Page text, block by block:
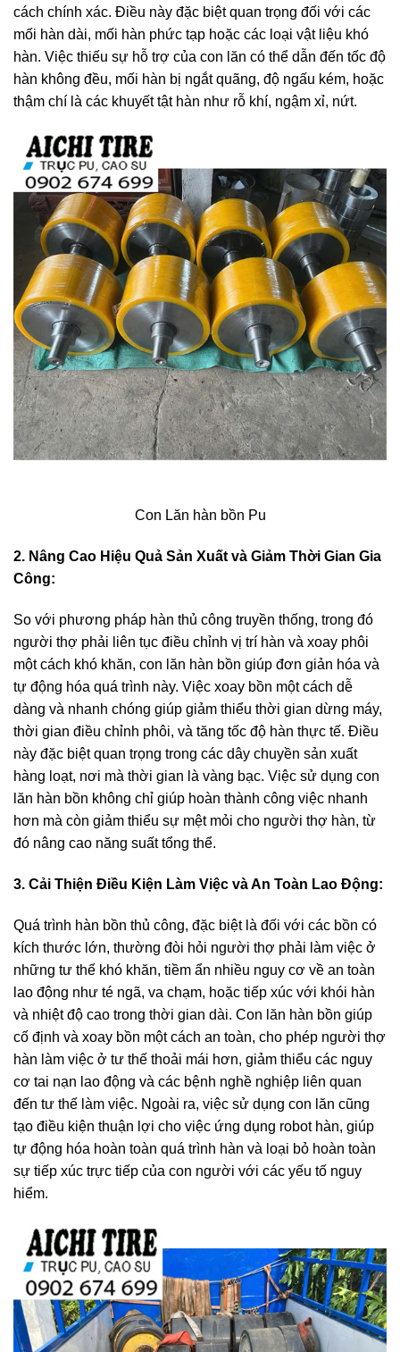
cách chính xác. Điều này đặc biệt quan trọng đối với các
mối hàn dài, mối hàn phức tạp hoặc các loại vật liệu khó
hàn. Việc thiếu sự hỗ trợ của con lăn có thể dẫn đến tốc độ
hàn không đều, mối hàn bị ngắt quãng, độ ngấu kém, hoặc
thậm chí là các khuyết tật hàn như rỗ khí, ngậm xỉ, nứt.
Con Lăn hàn bồn Pu
2. Nâng Cao Hiệu Quả Sản Xuất và Giảm Thời Gian Gia
Công:
So với phương pháp hàn thủ công truyền thống, trong đó
người thợ phải liên tục điều chỉnh vị trí hàn và xoay phôi
một cách khó khăn, con lăn hàn bồn giúp đơn giản hóa và
tự động hóa quá trình này. Việc xoay bồn một cách dễ
dàng và nhanh chóng giúp giảm thiểu thời gian dừng máy,
thời gian điều chỉnh phôi, và tăng tốc độ hàn thực tế. Điều
này đặc biệt quan trọng trong các dây chuyền sản xuất
hàng loạt, nơi mà thời gian là vàng bạc. Việc sử dụng con
lăn hàn bồn không chỉ giúp hoàn thành công việc nhanh
hơn mà còn giảm thiểu sự mệt mỏi cho người thợ hàn, từ
đó nâng cao năng suất tổng thể.
3. Cải Thiện Điều Kiện Làm Việc và An Toàn Lao Động:
Quá trình hàn bồn thủ công, đặc biệt là đối với các bồn có
kích thước lớn, thường đòi hỏi người thợ phải làm việc ở
những tư thế khó khăn, tiềm ẩn nhiều nguy cơ về an toàn
lao động như té ngã, va chạm, hoặc tiếp xúc với khói hàn
và nhiệt độ cao trong thời gian dài. Con lăn hàn bồn giúp
cố định và xoay bồn một cách an toàn, cho phép người thợ
hàn làm việc ở tư thế thoải mái hơn, giảm thiểu các nguy
cơ tai nạn lao động và các bệnh nghề nghiệp liên quan
đến tư thế làm việc. Ngoài ra, việc sử dụng con lăn cũng
tạo điều kiện thuận lợi cho việc ứng dụng robot hàn, giúp
tự động hóa hoàn toàn quá trình hàn và loại bỏ hoàn toàn
sự tiếp xúc trực tiếp của con người với các yếu tố nguy
hiểm.